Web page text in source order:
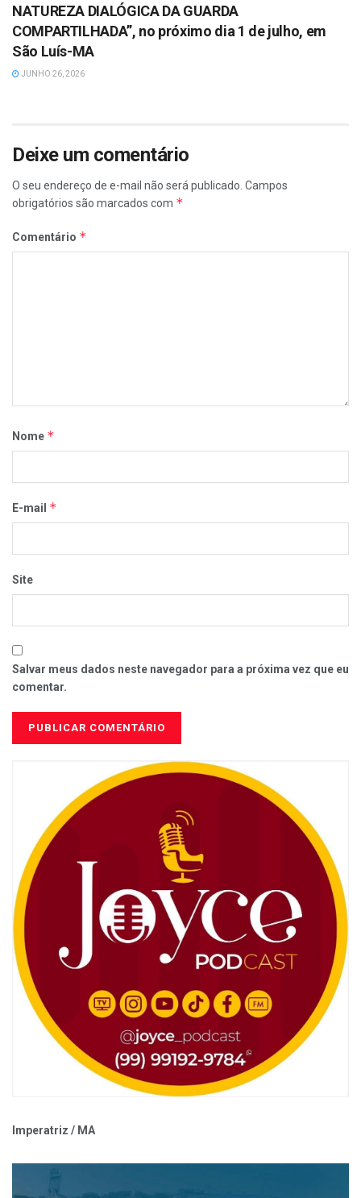
NATUREZA DIALÓGICA DA GUARDA
COMPARTILHADA”, no próximo dia 1 de julho, em
São Luís-MA
JUNHO 26, 2026
Deixe um comentário
O seu endereço de e-mail não será publicado. Campos
obrigatórios são marcados com *
Comentário *
Nome *
E-mail *
Site
Salvar meus dados neste navegador para a próxima vez que eu
comentar.
Imperatriz / MA